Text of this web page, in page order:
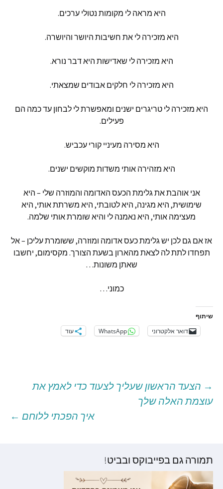
היא מראה לי מקומות נטולי ערכים.
היא מזכירה לי את חשיבות היושר והיושרה.
היא מזכירה לי שאדישות היאדבר נורא.
היא מזכירה לי חלקים אבודים שמצאתי.
היא מזכירה לי טריגרים ישנים ומאפשרתלי לבחון עדכמה הם
פעילים.
היא מסירה מעיניי קורי עכביש.
היא מזהירה אותי משדות מוקשים ישנים.
אני אוהבתאתגלימת הכעס האדומה והמוזרה שלי – היא
שימושית, היא מגינה, היאלטובתי, היא משרתתאותי, היא
מעצימה אותי, היא נאמנה לי והיא שומרתאותי שלמה.
אזאם גם לכן ישגלימתכעסאדומה ומוזרה, ששומרתעליכן –אל
תפחדו לתתלה לצאת מהארון בשעת הצורך. מקסימום, יחשבו
שאתן משונות…
כמוני…
שיתוף
דואר אלקטרוני WhatsApp עוד
ניווט
→ הצעד הראשון שעליך לצעוד כדי לאמץ את
עוצמת האלה שלך
איך הפכתי ללוחם ←
תמורה גם בפייבוקס ובביט!